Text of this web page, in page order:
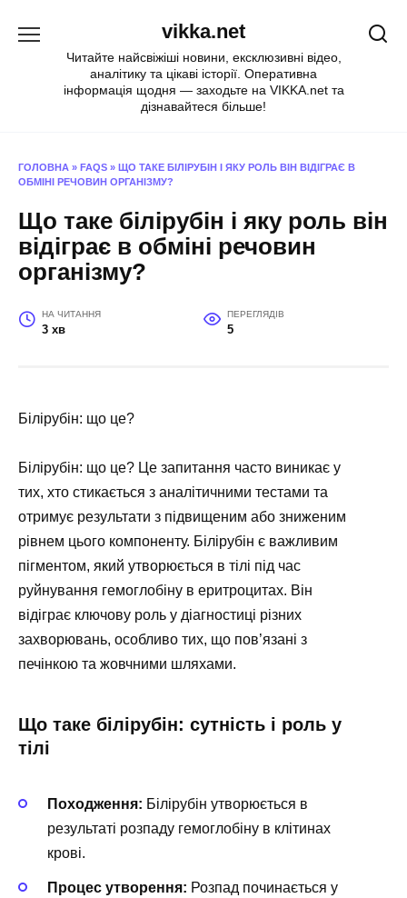
vikka.net
Читайте найсвіжіші новини, ексклюзивні відео,
аналітику та цікаві історії. Оперативна
інформація щодня — заходьте на VIKKA.net та
дізнавайтеся більше!
ГОЛОВНА » FAQS » ЩО ТАКЕ БІЛІРУБІН І ЯКУ РОЛЬ ВІН ВІДІГРАЄ В
ОБМІНІ РЕЧОВИН ОРГАНІЗМУ?
Що таке білірубін і яку роль він
відіграє в обміні речовин
організму?
НА ЧИТАННЯ
3 хв
ПЕРЕГЛЯДІВ
5
Білірубін: що це?
Білірубін: що це? Це запитання часто виникає у
тих, хто стикається з аналітичними тестами та
отримує результати з підвищеним або зниженим
рівнем цього компоненту. Білірубін є важливим
пігментом, який утворюється в тілі під час
руйнування гемоглобіну в еритроцитах. Він
відіграє ключову роль у діагностиці різних
захворювань, особливо тих, що пов’язані з
печінкою та жовчними шляхами.
Що таке білірубін: сутність і роль у
тілі
Походження: Білірубін утворюється в
результаті розпаду гемоглобіну в клітинах
крові.
Процес утворення: Розпад починається у